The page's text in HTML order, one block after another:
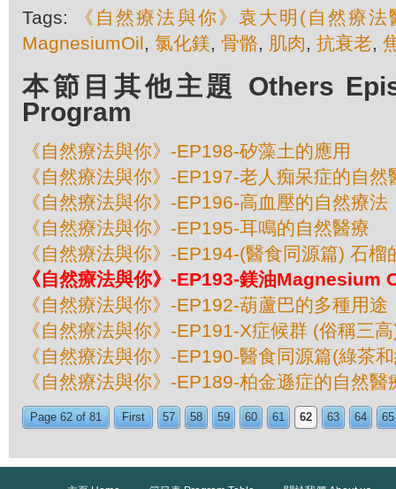
Tags:
《自然療法與你》袁大明(自然療法
MagnesiumOil, 氯化鎂, 骨骼, 肌肉, 抗衰老,
本節目其他主題 Others
Program
《自然療法與你》-EP198-矽藻土的應用
《自然療法與你》-EP197-老人痴呆症的自然
《自然療法與你》-EP196-高血壓的自然療法
《自然療法與你》-EP195-耳鳴的自然醫療
《自然療法與你》-EP194-(醫食同源篇) 石榴
《自然療法與你》-EP193-鎂油Magnesium
《自然療法與你》-EP192-葫蘆巴的多種用途
《自然療法與你》-EP191-X症候群 (俗稱三
《自然療法與你》-EP190-醫食同源篇(綠茶
《自然療法與你》-EP189-柏金遜症的自然醫
Page 62 of 81 First 57 58 59 60 61 62 63 64 65